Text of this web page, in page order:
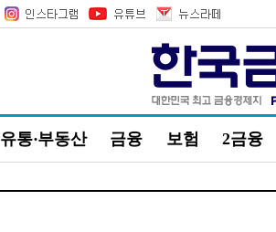
유통·부동산 금융 보험 2금융